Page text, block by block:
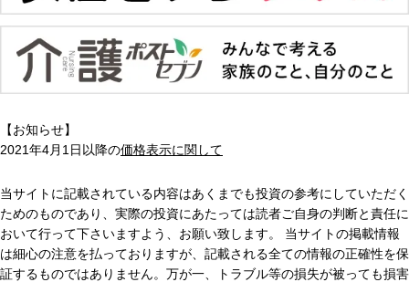
【お知らせ】
2021年4月1日以降の価格表示に関して
当サイトに記載されている内容はあくまでも投資の参考にしていただく
ためのものであり、実際の投資にあたっては読者ご自身の判断と責任に
おいて行って下さいますよう、お願い致します。 当サイトの掲載情報
は細心の注意を払っておりますが、記載される全ての情報の正確性を保
証するものではありません。万が一、トラブル等の損失が被っても損害